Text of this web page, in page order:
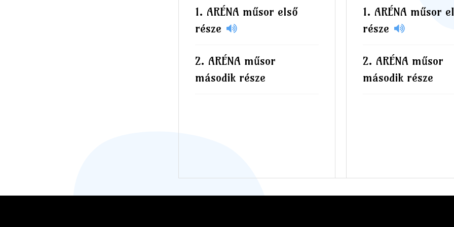
ARÉNA műsor első
része
ARÉNA műsor
második része
ARÉNA műsor
része
ARÉNA műsor
második része